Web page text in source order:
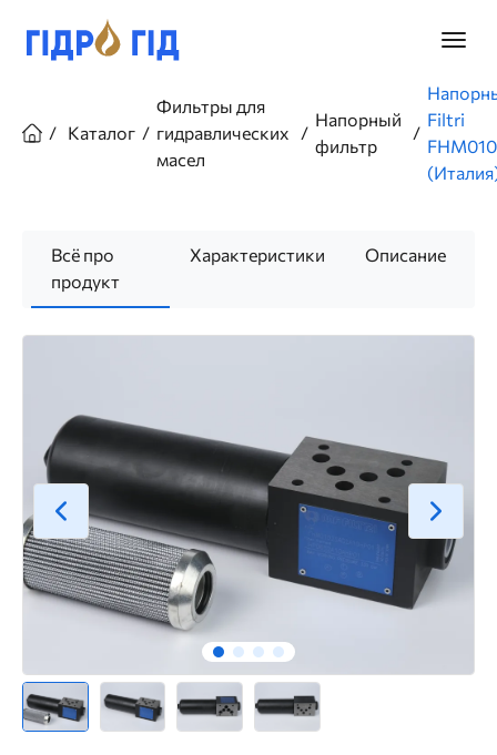
основному
Главное
навигации
Каталог
Фильтры для
гидравлических
масел
Напорный
фильтр
Filtri
Всё про
продукт
Характеристики Описание